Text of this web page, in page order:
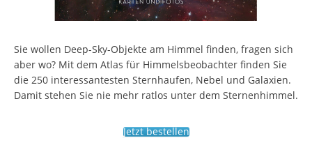
Sie wollen Deep-Sky-Objekte am Himmel finden, fragen sich
aber wo? Mit dem Atlas für Himmelsbeobachter finden Sie
die 250 interessantesten Sternhaufen, Nebel und Galaxien.
Damit stehen Sie nie mehr ratlos unter dem Sternenhimmel.
Jetzt bestellen